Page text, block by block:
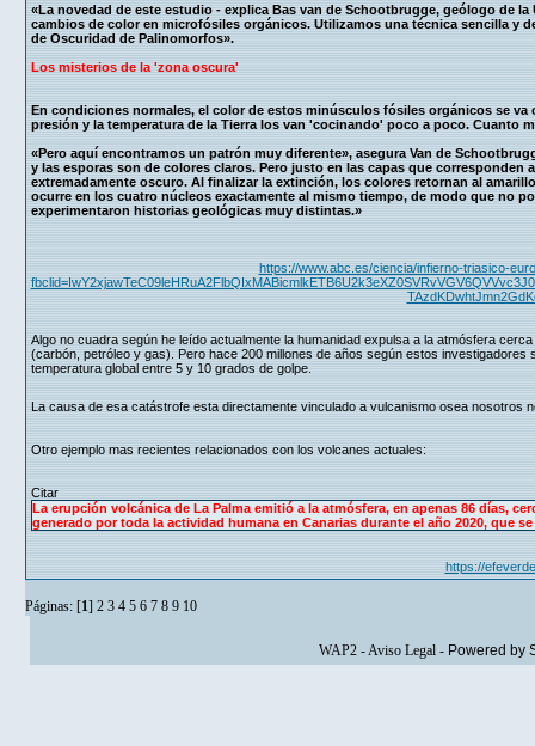
«La novedad de este estudio - explica Bas van de Schootbrugge, geólogo de
cambios de color en microfósiles orgánicos. Utilizamos una técnica sencilla y
de Oscuridad de Palinomorfos».
Los misterios de la 'zona oscura'
En condiciones normales, el color de estos minúsculos fósiles orgánicos se
presión y la temperatura de la Tierra los van 'cocinando' poco a poco. Cuanto
«Pero aquí encontramos un patrón muy diferente», asegura Van de
y las esporas son de colores claros. Pero justo en las capas que
extremadamente oscuro. Al finalizar la extinción, los colores retornan al
ocurre en los cuatro núcleos exactamente al mismo tiempo, de modo que no
experimentaron historias geológicas muy distintas.»
https://www.abc.es/ciencia/infierno-triasico-
Algo no cuadra según he leído actualmente la humanidad expulsa a la atmósfera
(carbón, petróleo y gas). Pero hace 200 millones de años según estos
temperatura global entre 5 y 10 grados de golpe.
La causa de esa catástrofe esta directamente vinculado a vulcanismo osea nosotros
Otro ejemplo mas recientes relacionados con los volcanes actuales:
Citar
La erupción volcánica de La Palma emitió a la atmósfera, en apenas 86 días,
generado por toda la actividad humana en Canarias durante el año 2020, que
https://
Páginas: [1] 2 3 4 5 6 7 8 9 10
WAP2-Aviso Legal- Powered by